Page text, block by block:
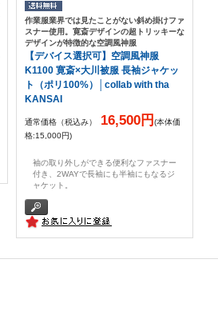
作業服業界では見たことがない斜め掛けファ
スナー使用。寛斎デザインの超トリッキーな
デザインが特徴的な空調風神服
【デバイス選択可】空調風神服
K1100 寛斎×大川被服 長袖ジャケッ
ト（ポリ100%）│collab with tha
KANSAI
通常価格（税込み） 16,500円(本体価
格:15,000円)
袖の取り外しができる便利なファスナー
付き、2WAYで長袖にも半袖にもなるジ
ャケット。